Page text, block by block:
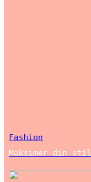
Fashion
Maksimer din stil